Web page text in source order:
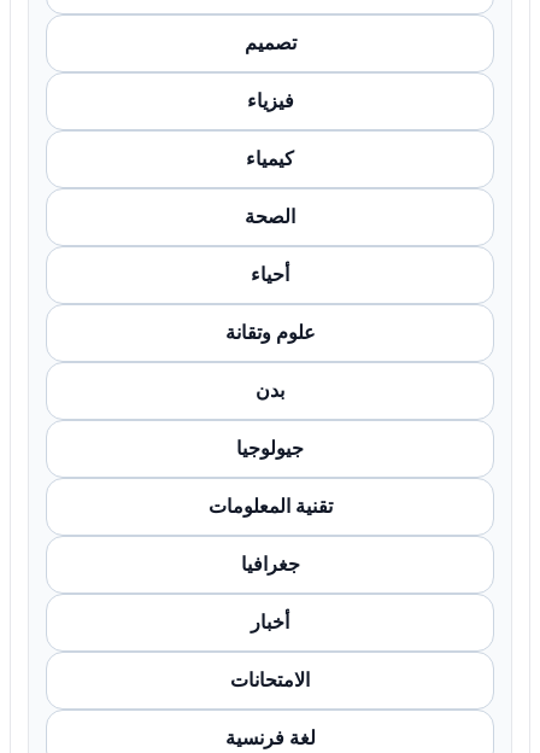
تصميم
فيزياء
كيمياء
الصحة
أحياء
علوم وتقانة
بدن
جيولوجيا
تقنية المعلومات
جغرافيا
أخبار
الامتحانات
لغة فرنسية